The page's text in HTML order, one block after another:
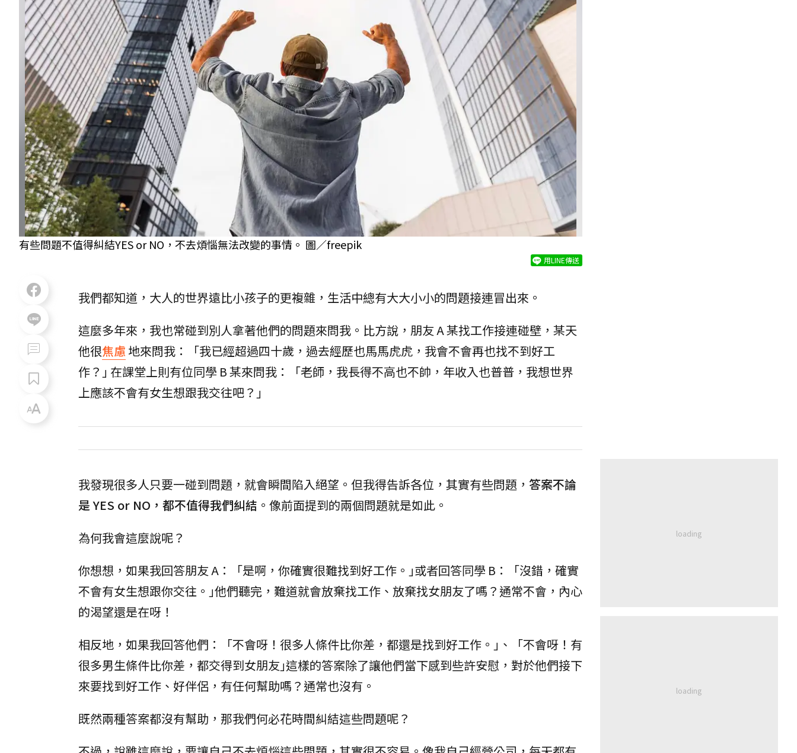
有些問題不值得糾結YES or NO，不去煩惱無法改變的事情。 圖／freepik
用LINE傳送
我們都知道，大人的世界遠比小孩子的更複雜，生活中總有大大小小的問題接連冒出來。
這麼多年來，我也常碰到別人拿著他們的問題來問我。比方說，朋友 A 某找工作接連碰壁，某天
他很焦慮 地來問我：「我已經超過四十歲，過去經歷也馬馬虎虎，我會不會再也找不到好工
作？｣ 在課堂上則有位同學 B 某來問我：「老師，我長得不高也不帥，年收入也普普，我想世界
上應該不會有女生想跟我交往吧？｣
我發現很多人只要一碰到問題，就會瞬間陷入絕望。但我得告訴各位，其實有些問題， 答案不論
是 YES or NO，都不值得我們糾結 。像前面提到的兩個問題就是如此。
為何我會這麼說呢？
你想想，如果我回答朋友 A：「是啊，你確實很難找到好工作。｣或者回答同學 B：「沒錯，確實
不會有女生想跟你交往。｣他們聽完，難道就會放棄找工作、放棄找女朋友了嗎？通常不會，內心
的渴望還是在呀！
相反地，如果我回答他們：「不會呀！很多人條件比你差，都還是找到好工作。｣、「不會呀！有
很多男生條件比你差，都交得到女朋友｣這樣的答案除了讓他們當下感到些許安慰，對於他們接下
來要找到好工作、好伴侶，有任何幫助嗎？通常也沒有。
既然兩種答案都沒有幫助，那我們何必花時間糾結這些問題呢？